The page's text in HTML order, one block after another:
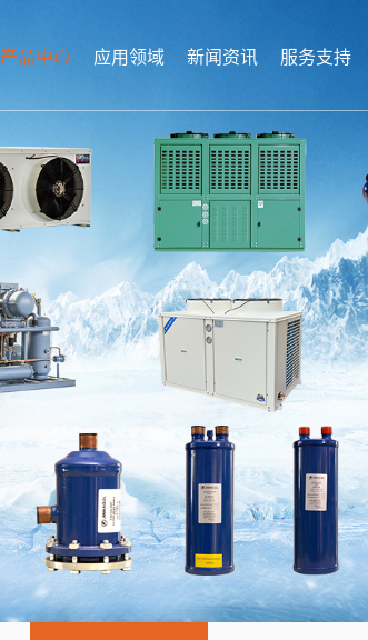
产品中心 应用领域 新闻资讯 服务支持